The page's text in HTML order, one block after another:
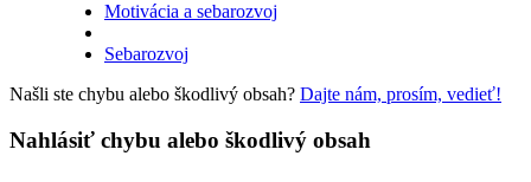
Motivácia a sebarozvoj
Sebarozvoj
Našli ste chybu alebo škodlivý obsah? Dajte nám, prosím, vedieť!
Nahlásiť chybu alebo škodlivý obsah